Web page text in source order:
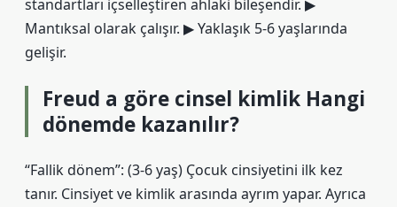
standartları içselleştiren ahlaki bileşendir. ▶
Mantıksal olarak çalışır. ▶ Yaklaşık 5-6 yaşlarında
gelişir.
Freud a göre cinsel kimlik Hangi
dönemde kazanılır?
“Fallik dönem”: (3-6 yaş) Çocuk cinsiyetini ilk kez
tanır. Cinsiyet ve kimlik arasında ayrım yapar. Ayrıca